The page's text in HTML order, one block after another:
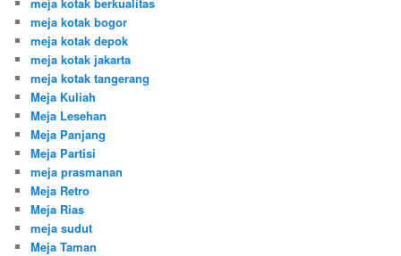
meja kotak bogor
meja kotak depok
meja kotak jakarta
meja kotak tangerang
Meja Kuliah
Meja Lesehan
Meja Panjang
Meja Partisi
meja prasmanan
Meja Retro
Meja Rias
meja sudut
Meja Taman